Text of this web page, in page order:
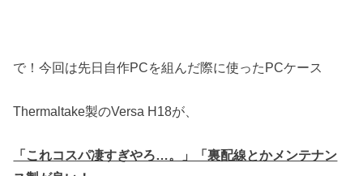
で！今回は先日自作PCを組んだ際に使ったPCケース
Thermaltake製のVersa H18が、
「これコスパ凄すぎやろ…。」「裏配線とかメンテナン